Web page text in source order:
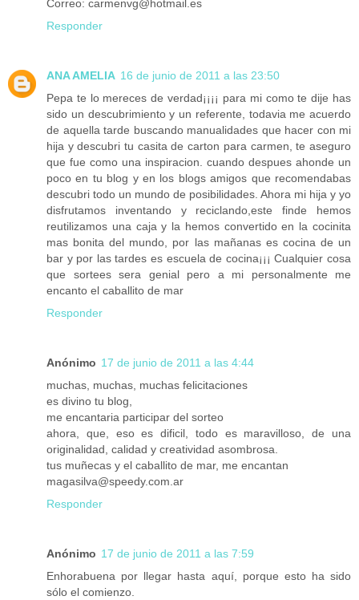
Correo: carmenvg@hotmail.es
Responder
ANA AMELIA 16 de junio de 2011 a las 23:50
Pepa te lo mereces de verdad¡¡¡¡ para mi como te dije has
sido un descubrimiento y un referente, todavia me acuerdo
de aquella tarde buscando manualidades que hacer con mi
hija y descubri tu casita de carton para carmen, te aseguro
que fue como una inspiracion. cuando despues ahonde un
poco en tu blog y en los blogs amigos que recomendabas
descubri todo un mundo de posibilidades. Ahora mi hija y yo
disfrutamos inventando y reciclando,este finde hemos
reutilizamos una caja y la hemos convertido en la cocinita
mas bonita del mundo, por las mañanas es cocina de un
bar y por las tardes es escuela de cocina¡¡¡ Cualquier cosa
que sortees sera genial pero a mi personalmente me
encanto el caballito de mar
Responder
Anónimo 17 de junio de 2011 a las 4:44
muchas, muchas, muchas felicitaciones
es divino tu blog,
me encantaria participar del sorteo
ahora, que, eso es dificil, todo es maravilloso, de una
originalidad, calidad y creatividad asombrosa.
tus muñecas y el caballito de mar, me encantan
magasilva@speedy.com.ar
Responder
Anónimo 17 de junio de 2011 a las 7:59
Enhorabuena por llegar hasta aquí, porque esto ha sido
sólo el comienzo.